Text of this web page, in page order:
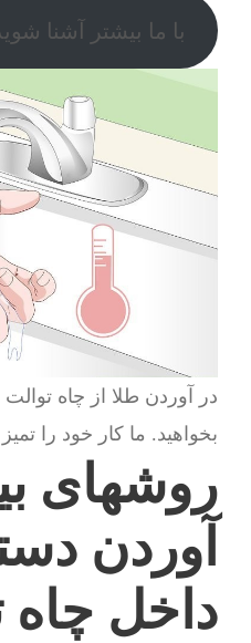
با ما بیشتر آشنا
در آوردن طلا از چاه توالت
بخواهید. ما کار خود را
روشهای
آوردن
داخل چاه